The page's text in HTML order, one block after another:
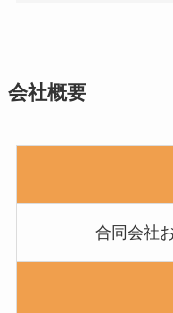
会社概要
合同会社